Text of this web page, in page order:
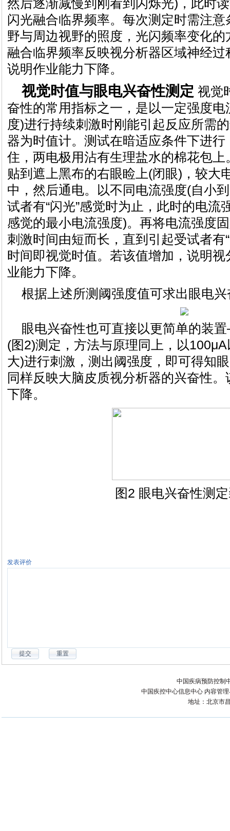
然后逐渐减慢到刚看到闪烁光)，此时
闪光融合临界频率。每次测定时需注
野与周边视野的照度，光闪频率变化
融合临界频率反映视分析器区域神经
说明作业能力下降。
视觉时值与眼电兴奋性测定 视觉
奋性的常用指标之一，是以一定强度
度)进行持续刺激时刚能引起反应所需
器为时值计。测试在暗适应条件下进
住，两电极用沾有生理盐水的棉花包
贴到遮上黑布的右眼睑上(闭眼)，较大
中，然后通电。以不同电流强度(自小
试者有“闪光”感觉时为止，此时的电流
感觉的最小电流强度)。再将电流强度
刺激时间由短而长，直到引起受试者有
时间即视觉时值。若该值增加，说明
业能力下降。
根据上述所测阈强度值可求出眼电
眼电兴奋性也可直接以更简单的装
(图2)测定，方法与原理同上，以
大)进行刺激，测出阈强度，即可得知
同样反映大脑皮质视分析器的兴奋性
下降。
图2 眼电兴奋性测
发表评价
中国疾病预防控制
中国疾控中心信息中心 内容管
地址：北京市